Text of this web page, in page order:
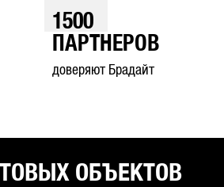
1500
ПАРТНЕРОВ
доверяют Брадайт
ОБЪЕКТОВ